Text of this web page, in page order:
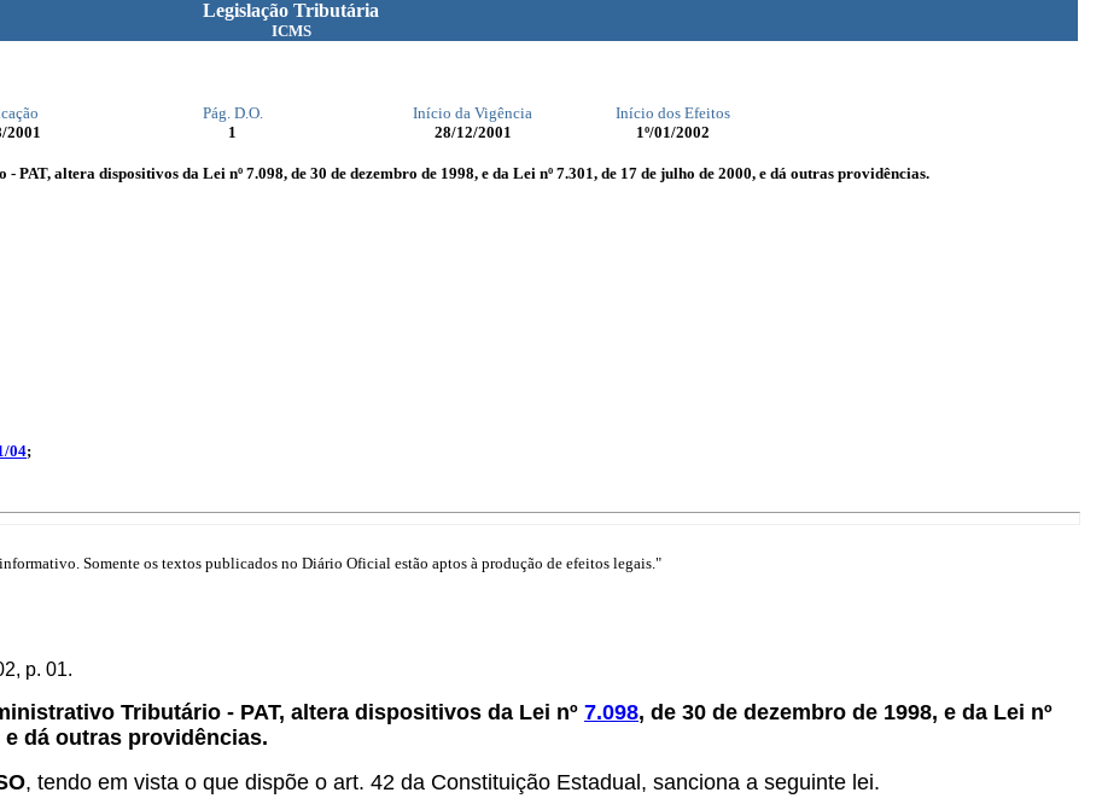
Legislação Tributária
ICMS
Pág. D.O. Início da Vigência
Início dos Efeitos
2001 1 28/12/2001 1º/01/2002
altera dispositivos da Lei nº 7.098, de 30 de dezembro de 1998, e da Lei nº 7.301, de 17 de julho de 2000, e dá outras providências.
04;
Somente os textos publicados no Diário Oficial estão aptos à produção de efeitos legais."
p. 01.
Tributário - PAT, altera dispositivos da Lei nº 7.098, de 30 de dezembro de 1998, e da Lei nº
e dá outras providências.
, tendo em vista o que dispõe o art. 42 da Constituição Estadual, sanciona a seguinte lei.